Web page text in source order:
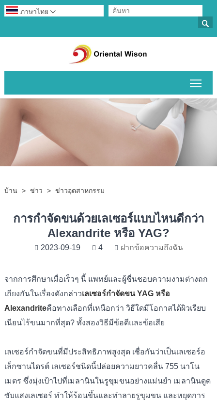

ภาษาไทย 
บ้าน > ข่าว > ข่าวอุตสาหกรรม
การกำจัดขนด้วยเลเซอร์แบบไหนดีกว่า
Alexandrite หรือ YAG?
2023-09-19 4 ฝากข้อความถึงฉัน
จากการศึกษาเมื่อเร็วๆ นี้ แพทย์และผู้ชื่นชอบความงามต่างถก
เถียงกันในเรื่องดังกล่าวเลเซอร์กำจัดขน YAG หรือ
Alexandriteคือทางเลือกที่เหนือกว่า วิธีใดมีโอกาสได้ผิวเรียบ
เนียนไร้ขนมากที่สุด? ทั้งสองวิธีมีข้อดีและข้อเสีย
เลเซอร์กำจัดขนที่มีประสิทธิภาพสูงสุด เชื่อกันว่าเป็นเลเซอร์อ
เล็กซานไดรต์ เลเซอร์ชนิดนี้ปล่อยความยาวคลื่น 755 นาโน
เมตร ซึ่งมุ่งเป้าไปที่เมลานินในรูขุมขนอย่างแม่นยำ เมลานินดูด
ซับแสงเลเซอร์ ทำให้ร้อนขึ้นและทำลายรูขุมขน และหยุดการ